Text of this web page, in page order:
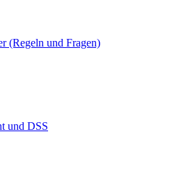
(Regeln und Fragen)
und DSS